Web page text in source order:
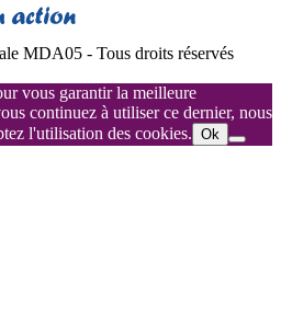
MDA05 - Tous droits réservés
vous garantir la meilleure
continuez à utiliser ce dernier, nous
l'utilisation des cookies. Ok